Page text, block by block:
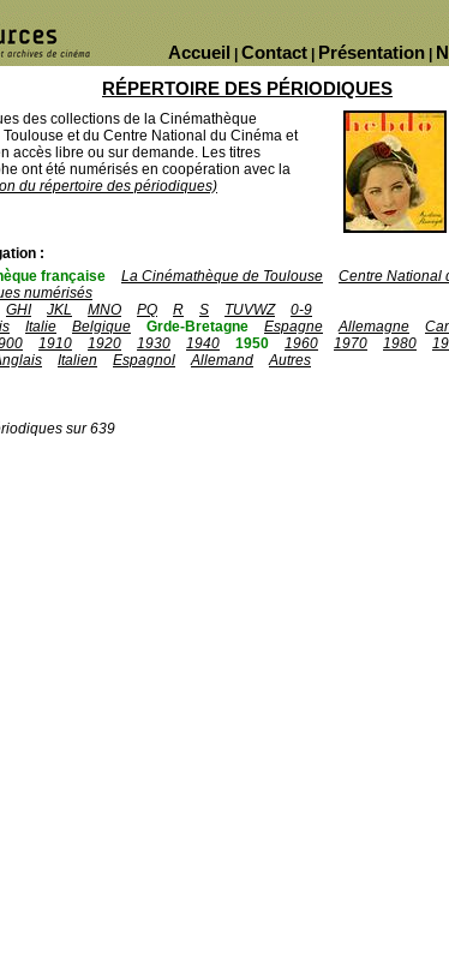
Présentation
Contact
Accueil
RÉPERTOIRE DES PÉRIODIQUES
des collections de la Cinémathèque
et du Centre National du Cinéma et
accès libre ou sur demande. Les titres
ont été numérisés en coopération avec la
du répertoire des périodiques)
:
française La Cinémathèque de Toulouse
Centre National
numérisés
GHI JKL MNO PQ R S TUVWZ
0-9
Italie Belgique Grde-Bretagne Espagne Allemagne
1910 1920 1930 1940 1950 1960 1970 1980
Italien Espagnol Allemand
Autres
sur 639